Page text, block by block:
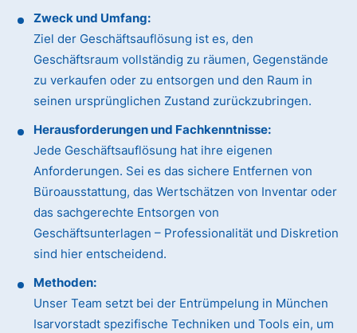
Zweck und Umfang:
Ziel der Geschäftsauflösung ist es, den
Geschäftsraum vollständig zu räumen, Gegenstände
zu verkaufen oder zu entsorgen und den Raum in
seinen ursprünglichen Zustand zurückzubringen.
Herausforderungen und Fachkenntnisse:
Jede Geschäftsauflösung hat ihre eigenen
Anforderungen. Sei es das sichere Entfernen von
Büroausstattung, das Wertschätzen von Inventar oder
das sachgerechte Entsorgen von
Geschäftsunterlagen – Professionalität und Diskretion
sind hier entscheidend.
Methoden:
Unser Team setzt bei der Entrümpelung in München
Isarvorstadt spezifische Techniken und Tools ein, um